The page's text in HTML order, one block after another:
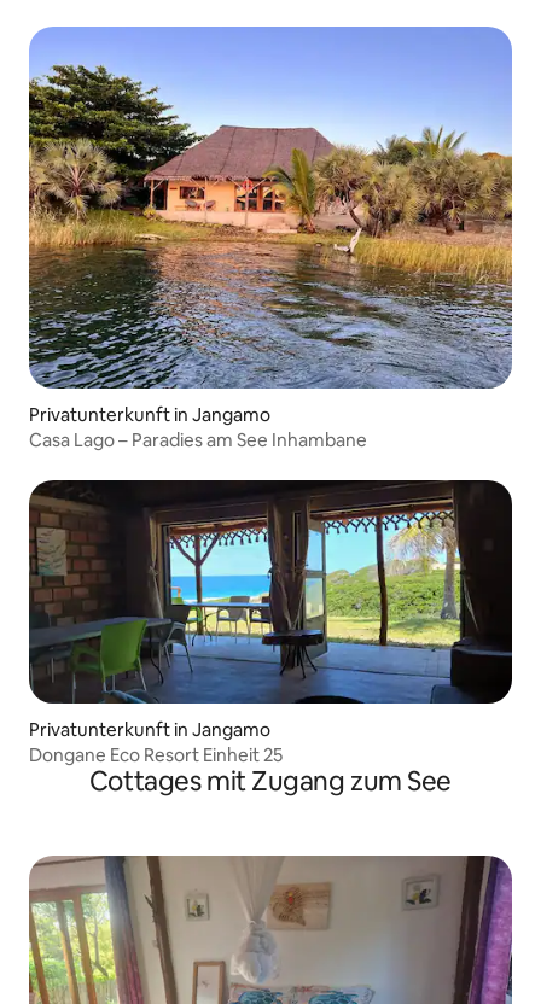
Privatunterkunft in Jangamo
Casa Lago – Paradies am See Inhambane
Privatunterkunft in Jangamo
Dongane Eco Resort Einheit 25
Cottages mit Zugang zum See